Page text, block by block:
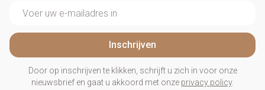
Inschrijven
Door op inschrijven te klikken, schrijft u zich in voor onze
nieuwsbrief en gaat u akkoord met onze privacy policy.